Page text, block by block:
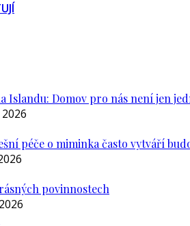
Islandu: Domov pro nás není jen
péče o miminka často vytváří
povinnostech